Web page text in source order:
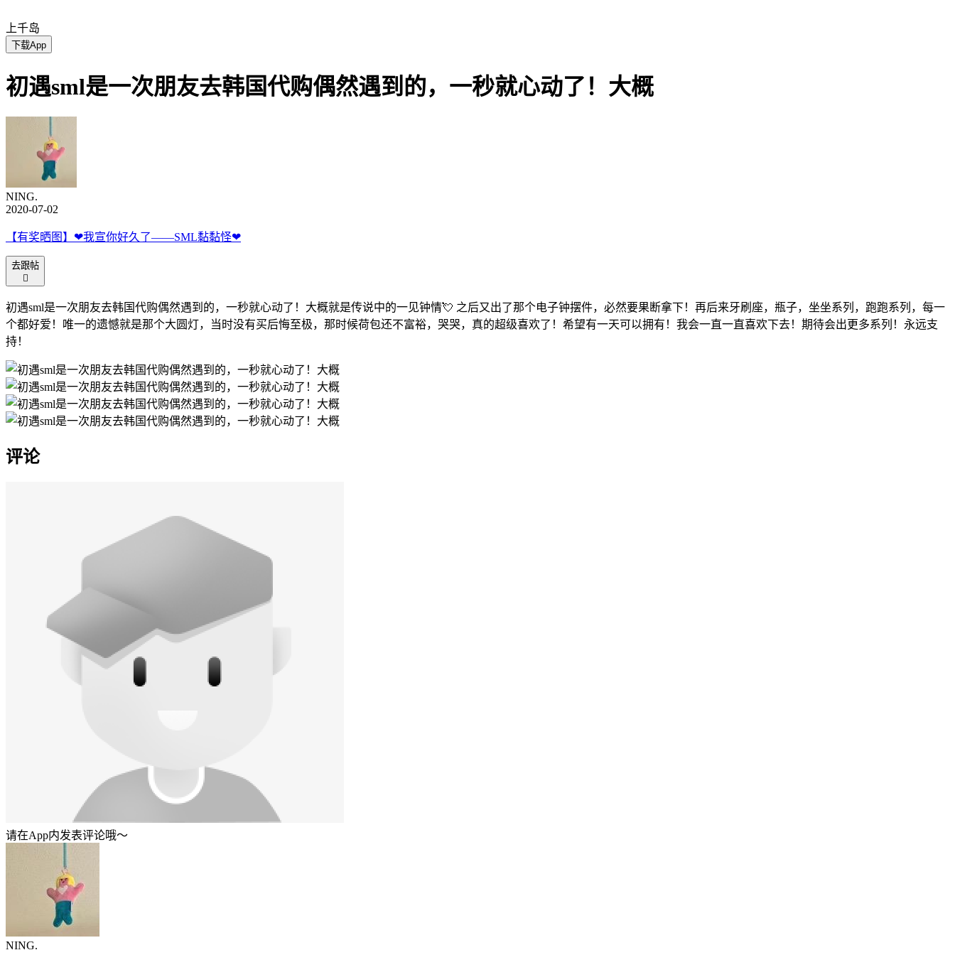
上千岛
下载App
初遇sml是一次朋友去韩国代购偶然遇到的，一秒就心动了！大概
NING.
2020-07-02
【有奖晒图】❤我宣你好久了——SML黏黏怪❤
去跟帖

初遇sml是一次朋友去韩国代购偶然遇到的，一秒就心动了！大概就是传说中的一见钟情💘 之后又出了那个电子钟摆件，必然要果断拿下！再后来牙刷座，瓶子，坐坐系列，跑跑系列，每一
个都好爱！唯一的遗憾就是那个大圆灯，当时没有买后悔至极，那时候荷包还不富裕，哭哭，真的超级喜欢了！希望有一天可以拥有！我会一直一直喜欢下去！期待会出更多系列！永远支
持！
评论
请在App内发表评论哦～
NING.